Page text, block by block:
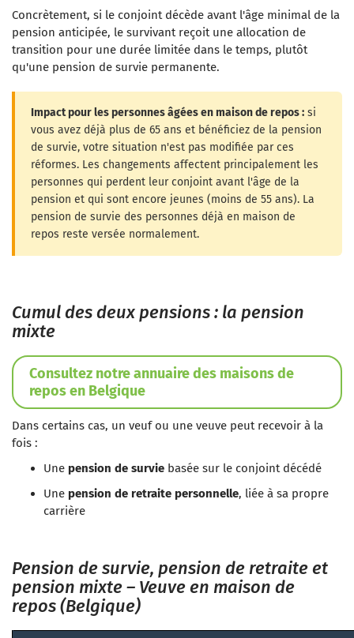
Concrètement, si le conjoint décède avant l'âge minimal de la
pension anticipée, le survivant reçoit une allocation de
transition pour une durée limitée dans le temps, plutôt
qu'une pension de survie permanente.
Impact pour les personnes âgées en maison de repos : si
vous avez déjà plus de 65 ans et bénéficiez de la pension
de survie, votre situation n'est pas modifiée par ces
réformes. Les changements affectent principalement les
personnes qui perdent leur conjoint avant l'âge de la
pension et qui sont encore jeunes (moins de 55 ans). La
pension de survie des personnes déjà en maison de
repos reste versée normalement.
Cumul des deux pensions : la pension
mixte
Consultez notre annuaire des maisons de
repos en Belgique
Dans certains cas, un veuf ou une veuve peut recevoir à la
fois :
Une pension de survie basée sur le conjoint décédé
Une pension de retraite personnelle, liée à sa propre
carrière
Pension de survie, pension de retraite et
pension mixte – Veuve en maison de
repos (Belgique)